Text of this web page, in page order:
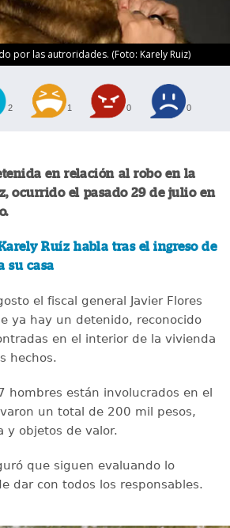
por las autroridades. (Foto: Karely Ruiz)
2 1 0 0
en relación al robo en la
ocurrido el pasado 29 de julio en
Ruíz habla tras el ingreso de
su casa
el fiscal general Javier Flores
ya hay un detenido, reconocido
en el interior de la vivienda
hechos.
hombres están involucrados en el
un total de 200 mil pesos,
y objetos de valor.
que siguen evaluando lo
dar con todos los responsables.